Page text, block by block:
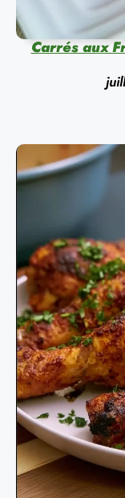
Carrés aux